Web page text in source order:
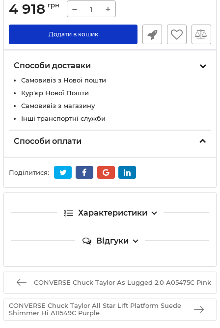
4 918 грн − +
Додати в кошик
Способи доставки
Самовивіз з Нової пошти
Кур'єр Нової Пошти
Самовивіз з магазину
Інші транспортні служби
Способи оплати
Поділитися:
Характеристики
Відгуки
CONVERSE Chuck Taylor As Lugged 2.0 A05475C Pink
CONVERSE Chuck Taylor All Star Lift Platform Suede
Shimmer Hi A11549C Purple